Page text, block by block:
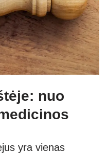
nuo
yra vienas